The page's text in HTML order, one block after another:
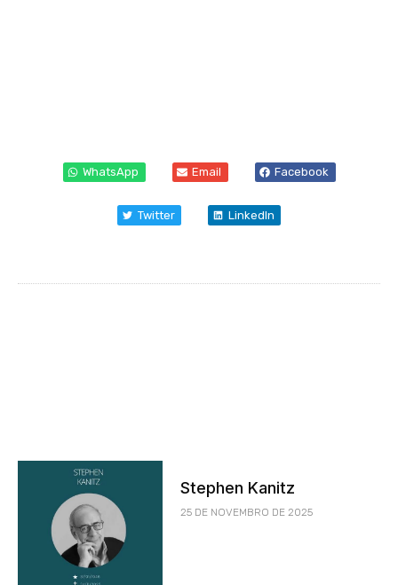
WhatsApp Email Facebook
Twitter LinkedIn
Stephen Kanitz
25 DE NOVEMBRO DE 2025